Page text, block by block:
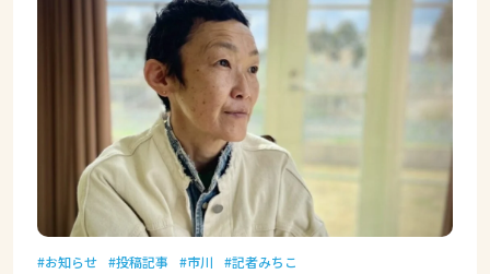
お知らせ 投稿記事 市川 記者みちこ